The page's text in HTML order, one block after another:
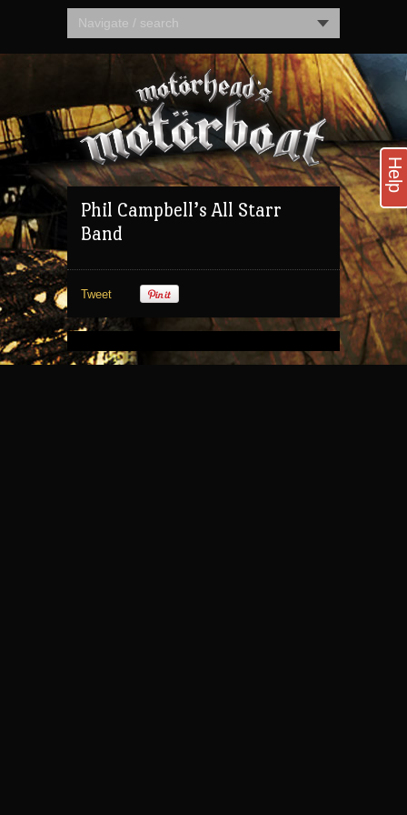
Navigate / search
Phil Campbell’s All Starr
Band
Tweet
Help